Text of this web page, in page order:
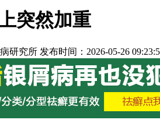
突然加重
研究所 发布时间：2026-05-26